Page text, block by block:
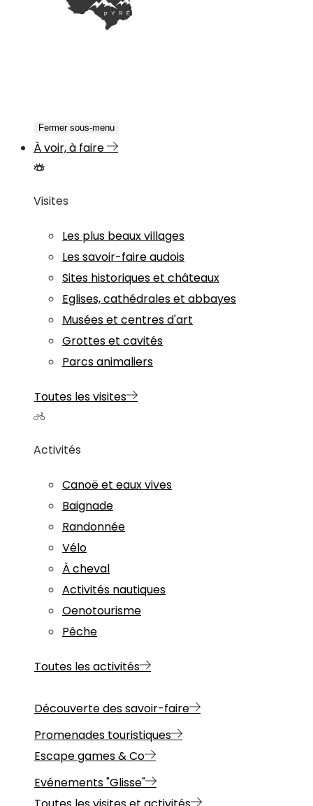
Fermer sous-menu
À voir, à faire
Visites
Les plus beaux villages
Les savoir-faire audois
Sites historiques et châteaux
Eglises, cathédrales et abbayes
Musées et centres d'art
Grottes et cavités
Parcs animaliers
Toutes les visites
Activités
Canoë et eaux vives
Baignade
Randonnée
Vélo
À cheval
Activités nautiques
Oenotourisme
Pêche
Toutes les activités
Découverte des savoir-faire
Promenades touristiques
Escape games & Co
Evénements "Glisse"